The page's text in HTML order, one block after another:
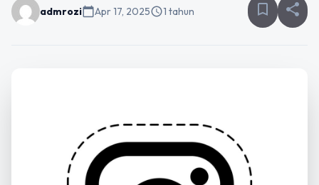
admrozicalendar_todayApr 17, 2025schedule1 tahun bookmark_border share